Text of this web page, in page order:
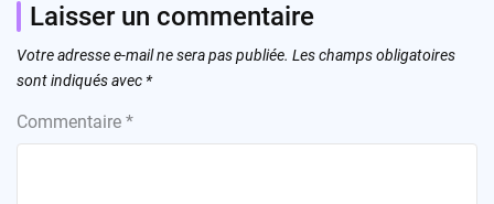
Laisser un commentaire
Votre adresse e-mail ne sera pas publiée. Les champs obligatoires
sont indiqués avec *
Commentaire *